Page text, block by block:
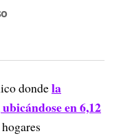
dondela
en 6,12